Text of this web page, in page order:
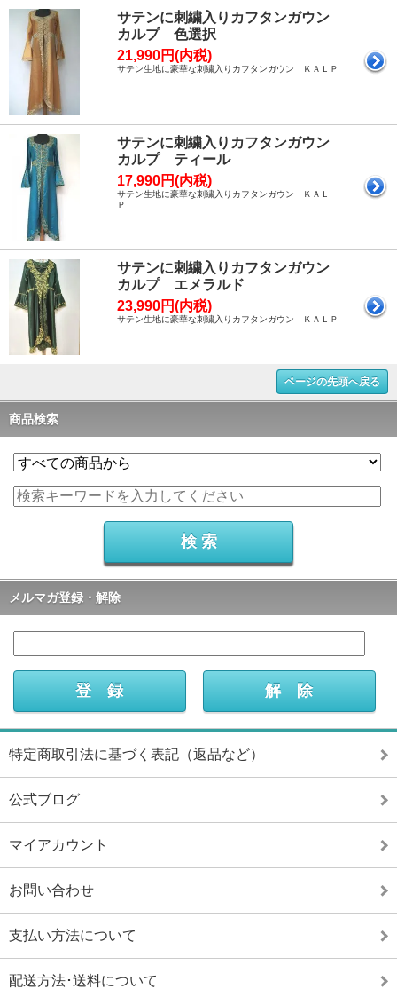
サテンに刺繍入りカフタンガウン
カルプ 色選択
21,990円(内税)
サテン生地に豪華な刺繍入りカフタンガウン ＫＡＬＰ
サテンに刺繍入りカフタンガウン
カルプ ティール
17,990円(内税)
サテン生地に豪華な刺繍入りカフタンガウン ＫＡＬ
Ｐ
サテンに刺繍入りカフタンガウン
カルプ エメラルド
23,990円(内税)
サテン生地に豪華な刺繍入りカフタンガウン ＫＡＬＰ
ページの先頭へ戻る
商品検索
メルマガ登録・解除
特定商取引法に基づく表記（返品など）
公式ブログ
マイアカウント
お問い合わせ
支払い方法について
配送方法･送料について